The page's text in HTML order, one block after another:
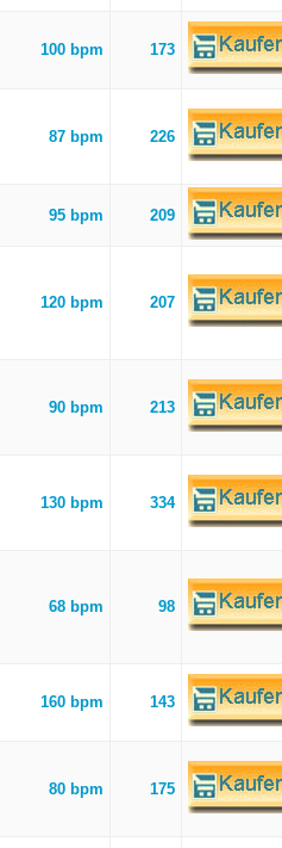
100 bpm 173
87 bpm 226
95 bpm 209
120 bpm 207
90 bpm 213
130 bpm 334
68 bpm 98
160 bpm 143
80 bpm 175